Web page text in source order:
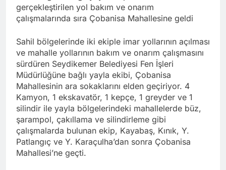
gerçekleştirilen yol bakım ve onarım
çalışmalarında sıra Çobanisa Mahallesine geldi
Sahil bölgelerinde iki ekiple imar yollarının açılması
ve mahalle yollarının bakım ve onarım çalışmasını
sürdüren Seydikemer Belediyesi Fen İşleri
Müdürlüğüne bağlı yayla ekibi, Çobanisa
Mahallesinin ara sokaklarını elden geçiriyor. 4
Kamyon, 1 ekskavatör, 1 kepçe, 1 greyder ve 1
silindir ile yayla bölgelerindeki mahallelerde büz,
şarampol, çakıllama ve silindirleme gibi
çalışmalarda bulunan ekip, Kayabaş, Kınık, Y.
Patlangıç ve Y. Karaçulha’dan sonra Çobanisa
Mahallesi’ne geçti.